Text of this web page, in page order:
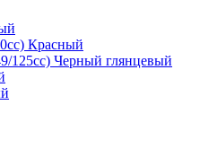
Красный
125cc) Черный глянцевый